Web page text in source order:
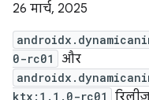
26 मार्च, 2025
0-rc01
और
ktx:1.1.0-rc01